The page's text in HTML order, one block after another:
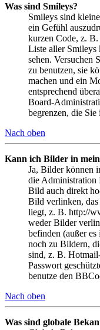
Was sind Smileys?
Smileys sind
ein Gefühl
kurzen Code, z.
Liste aller Smileys
sehen. Versuchen
zu benutzen, sie
machen und ein
entsprechend
Board-
begrenzen, die
Nach oben
Kann ich Bilder in
Ja, Bilder können
die Administration
Bild auch direkt
Bild verlinken,
liegt, z. B. http://
weder Bilder
befinden (außer
noch zu Bildern,
sind, z. B.
Passwort
benutze den
Nach oben
Was sind globale